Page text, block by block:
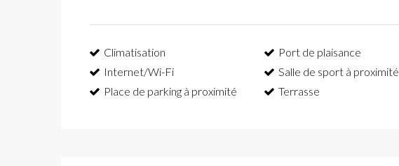
Climatisation
Internet/Wi-Fi
Place de parking à proximité
Port de plaisance
Salle de sport à proximité
Terrasse